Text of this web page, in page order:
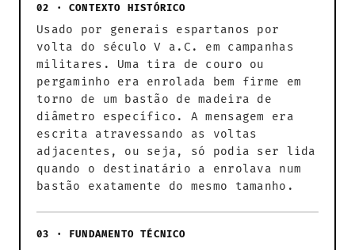
02 · CONTEXTO HISTÓRICO
Usado por generais espartanos por
volta do século V a.C. em campanhas
militares. Uma tira de couro ou
pergaminho era enrolada bem firme em
torno de um bastão de madeira de
diâmetro específico. A mensagem era
escrita atravessando as voltas
adjacentes, ou seja, só podia ser lida
quando o destinatário a enrolava num
bastão exatamente do mesmo tamanho.
03 · FUNDAMENTO TÉCNICO